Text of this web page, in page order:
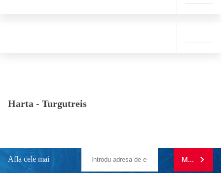
Harta - Turgutreis
Afla cele mai MA